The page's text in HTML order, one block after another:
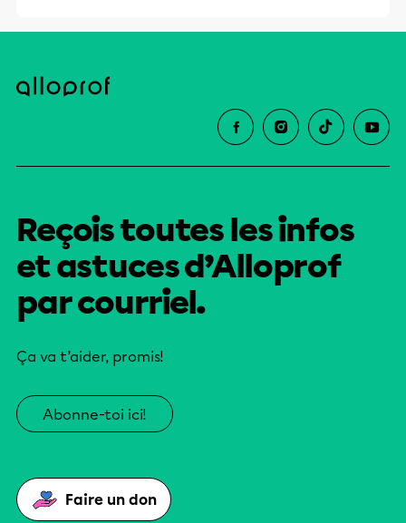
Reçois toutes les infos
et astuces d’Alloprof
par courriel.
Ça va t’aider, promis!
Abonne-toi ici!
Faire un don